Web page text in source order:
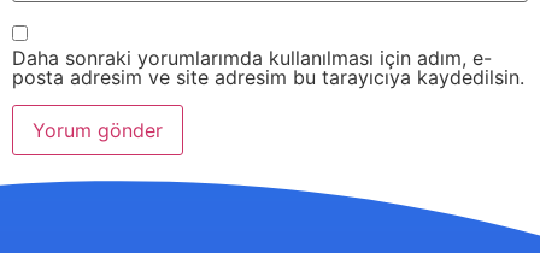
Daha sonraki yorumlarımda kullanılması için adım, e-
posta adresim ve site adresim bu tarayıcıya kaydedilsin.